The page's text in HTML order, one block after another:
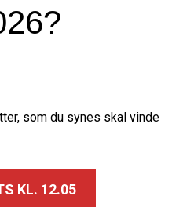
som du synes skal vinde
KL. 12.05